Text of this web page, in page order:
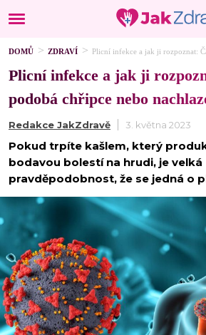
DOMŮ ZDRAVÍ Plicní infekce a jak ji rozpoznat:
Plicní infekce a jak ji
podobá chřipce nebo
Redakce JakZdravě 3. května 2023
Pokud trpíte kašlem, který
bodavou bolestí na hrudi, je velká
pravděpodobnost, že se jedná o